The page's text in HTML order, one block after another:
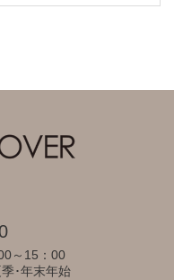
～15：00
･年末年始